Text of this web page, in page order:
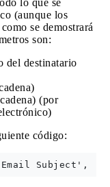
lo que se
(aunque los
se demostrará
son:
del destinatario
(por
código: